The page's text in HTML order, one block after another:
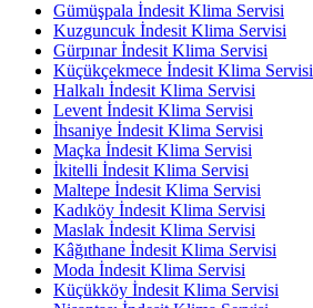
Gümüşpala İndesit Klima Servisi
Kuzguncuk İndesit Klima Servisi
Gürpınar İndesit Klima Servisi
Küçükçekmece İndesit Klima Servisi
Halkalı İndesit Klima Servisi
Levent İndesit Klima Servisi
İhsaniye İndesit Klima Servisi
Maçka İndesit Klima Servisi
İkitelli İndesit Klima Servisi
Maltepe İndesit Klima Servisi
Kadıköy İndesit Klima Servisi
Maslak İndesit Klima Servisi
Kâğıthane İndesit Klima Servisi
Moda İndesit Klima Servisi
Küçükköy İndesit Klima Servisi